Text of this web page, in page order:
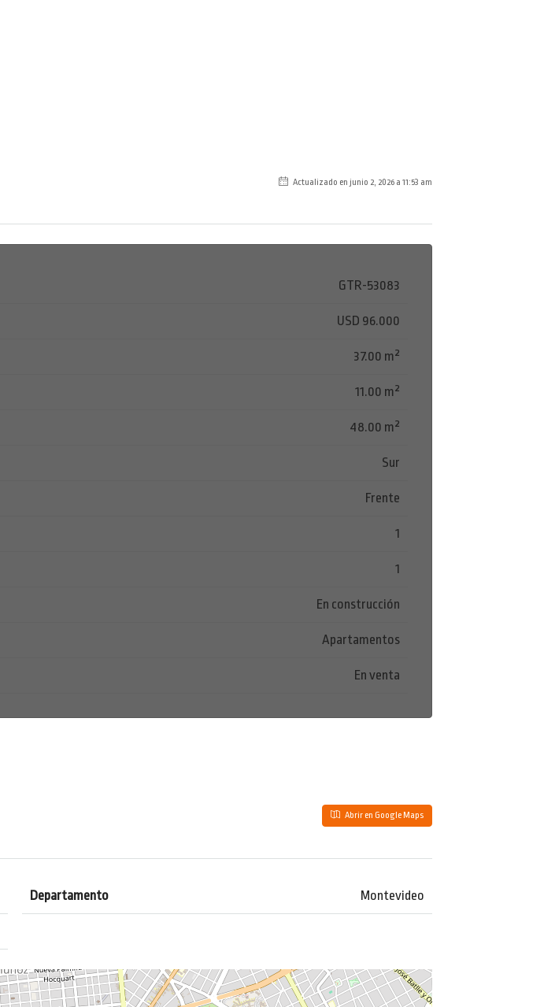
Actualizado en junio 2, 2026 a 11:53 am
GTR-53083
USD 96.000
37.00 m²
11.00 m²
48.00 m²
Sur
Frente
1
1
En construcción
Apartamentos
En venta
Abrir en Google Maps
Departamento Montevideo